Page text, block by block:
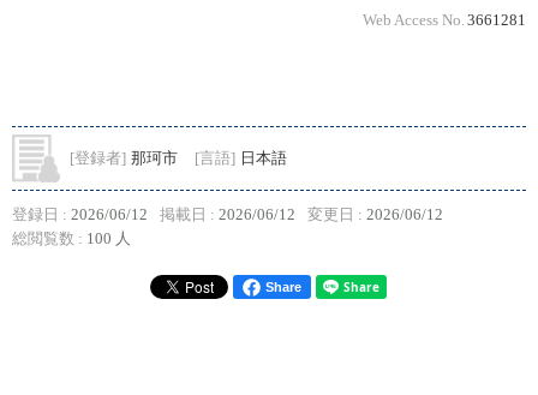
Web Access No. 3661281
[登録者] 那珂市 [言語] 日本語
登録日 : 2026/06/12 掲載日 : 2026/06/12 変更日 : 2026/06/12
総閲覧数 : 100 人
Share